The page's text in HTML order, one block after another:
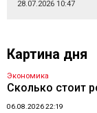
28.07.2026 10:47
Картина дня
Экономика
Сколько стоит
06.08.2026 22:19